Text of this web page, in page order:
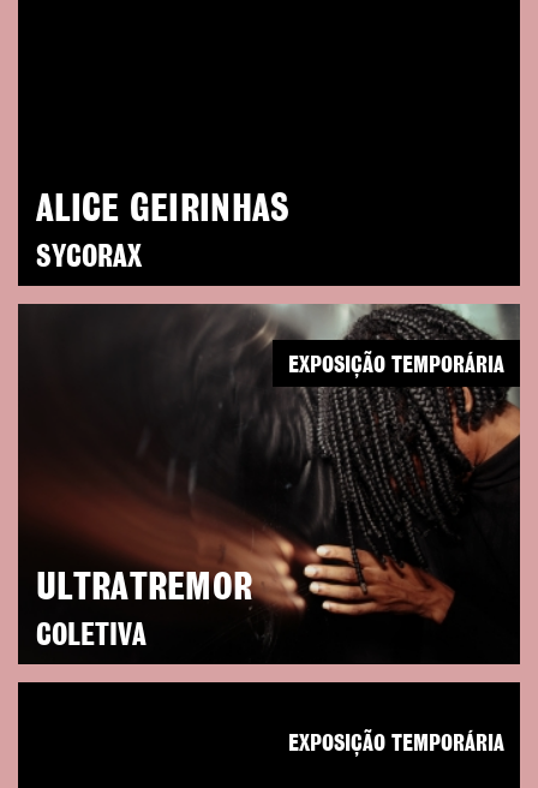
ALICE GEIRINHAS
SYCORAX
ULTRATREMOR
COLETIVA
EXPOSIÇÃO TEMPORÁRIA
EXPOSIÇÃO TEMPORÁRIA